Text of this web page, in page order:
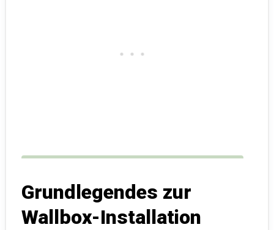
Grundlegendes zur
Wallbox-Installation